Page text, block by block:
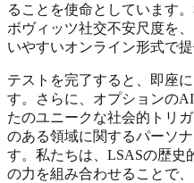
ることを使命としています
ボヴィッツ社交不安尺度を
いやすいオンライン形式で提
テストを完了すると、即座
す。さらに、オプションの
たのユニークな社会的トリ
のある領域に関するパーソ
す。私たちは、LSASの歴史
の力を組み合わせることで